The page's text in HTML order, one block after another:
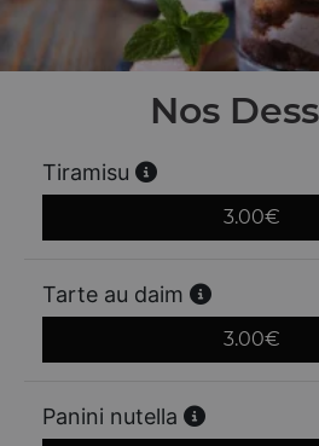
Nos
Tiramisu
3.00€
Tarte au daim
3.00€
Panini nutella